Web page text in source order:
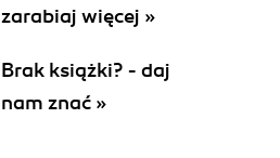
zarabiaj więcej »
Brak książki? - daj
nam znać »